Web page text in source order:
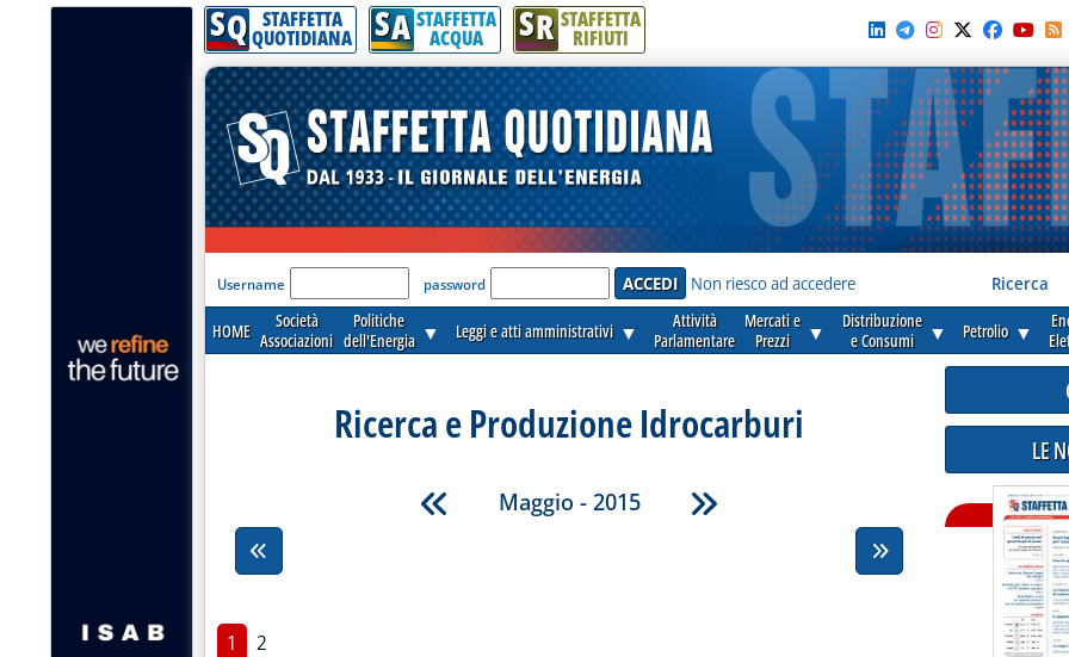
SQ STAFFETTA
QUOTIDIANA SA STAFFETTA
ACQUA SR STAFFETTA
RIFIUTI
'Modulo Login per accedere'
Username password Non riesco ad accedere Ricerca
HOME
Società
Associazioni
Politiche
dell'Energia ▼ Leggi e atti amministrativi ▼
Attività
Parlamentare
Mercati e
Prezzi
▼
Distribuzione
e Consumi
▼ Petrolio ▼
Ricerca e Produzione Idrocarburi
Maggio - 2015
1 2
LE